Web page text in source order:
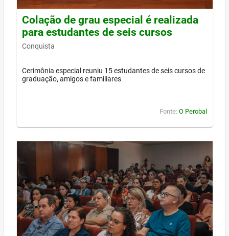
Colação de grau especial é realizada
para estudantes de seis cursos
Conquista
Cerimônia especial reuniu 15 estudantes de seis cursos de
graduação, amigos e familiares
Fonte: O Perobal